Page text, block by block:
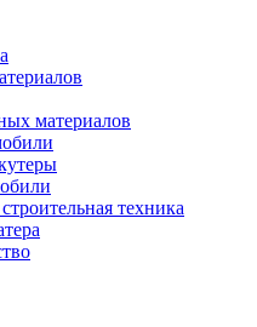
материалов
техника